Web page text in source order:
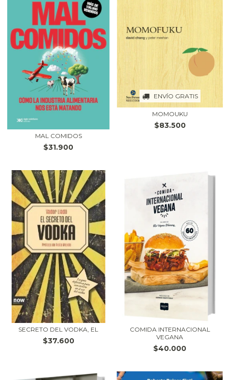
MAL COMIDOS
$31.900
ENVÍO GRATIS
MOMOUKU
$83.500
SECRETO DEL VODKA, EL
$37.600
COMIDA INTERNACIONAL
VEGANA
$40.000